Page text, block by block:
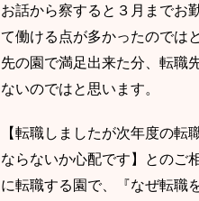
お話から察すると３月までお
て働ける点が多かったのでは
先の園で満足出来た分、転職
ないのではと思います。
【転職しましたが次年度の
ならないか心配です】とのご
に転職する園で、『なぜ転職